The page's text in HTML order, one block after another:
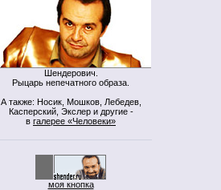
Шендерович.
Рыцарь непечатного образа.
А также: Носик, Мошков, Лебедев,
Касперский, Экслер и другие -
в галерее «Человеки»
моя кнопка